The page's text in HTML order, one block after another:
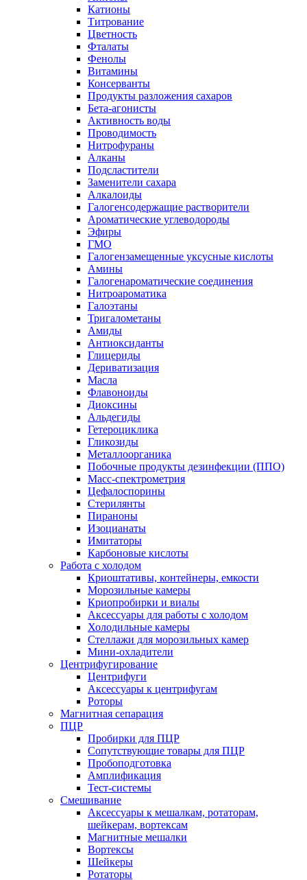
Катионы
Титрование
Цветность
Фталаты
Фенолы
Витамины
Консерванты
Продукты разложения сахаров
Бета-агонисты
Активность воды
Проводимость
Нитрофураны
Алканы
Подсластители
Заменители сахара
Алкалоиды
Галогенсодержащие растворители
Ароматические углеводороды
Эфиры
ГМО
Галогензамещенные уксусные кислоты
Амины
Галогенароматические соединения
Нитроароматика
Галоэтаны
Тригалометаны
Амиды
Антиоксиданты
Глицериды
Дериватизация
Масла
Флавоноиды
Диоксины
Альдегиды
Гетероциклика
Гликозиды
Металлоорганика
Побочные продукты дезинфекции (ППО)
Масс-спектрометрия
Цефалоспорины
Стерилянты
Пираноны
Изоцианаты
Имитаторы
Карбоновые кислоты
Работа с холодом
Криоштативы, контейнеры, емкости
Морозильные камеры
Криопробирки и виалы
Аксессуары для работы с холодом
Холодильные камеры
Стеллажи для морозильных камер
Мини-охладители
Центрифугирование
Центрифуги
Аксессуары к центрифугам
Роторы
Магнитная сепарация
ПЦР
Пробирки для ПЦР
Сопутствующие товары для ПЦР
Пробоподготовка
Амплификация
Тест-системы
Смешивание
Аксессуары к мешалкам, ротаторам,
шейкерам, вортексам
Магнитные мешалки
Вортексы
Шейкеры
Ротаторы